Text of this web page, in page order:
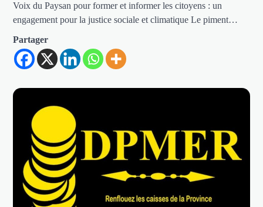
Voix du Paysan pour former et informer les citoyens : un
engagement pour la justice sociale et climatique Le piment…
Partager